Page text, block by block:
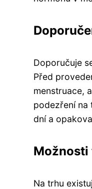
Doporučuje
Před
menstruace,
podezření na
dní a
Možnosti
Na trhu